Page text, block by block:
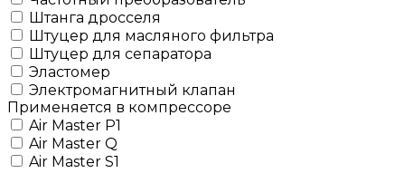
Штанга дросселя
Штуцер для масляного фильтра
Штуцер для сепаратора
Эластомер
Электромагнитный клапан
Применяется в компрессоре
Air Master P1
Air Master Q
Air Master S1